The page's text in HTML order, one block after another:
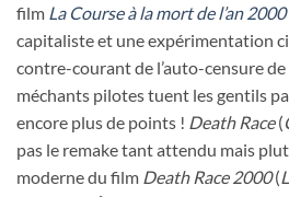
film La Course à la mort de l’an 2000
capitaliste et une expérimentation
contre-courant de l’auto-censure
méchants pilotes tuent les gentils
encore plus de points ! Death Race(
pas le remake tant attendu mais
moderne du film Death Race 2000(